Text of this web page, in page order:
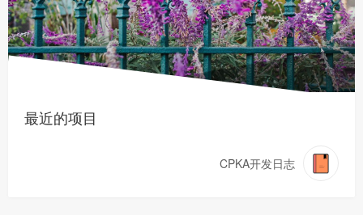
最近的项目
CPKA开发日志